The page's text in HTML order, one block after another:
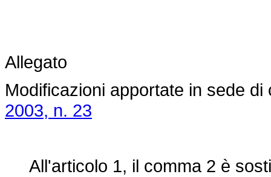
Allegato
Modificazioni apportate in sede
2003, n. 23
All'articolo 1, il comma 2 è